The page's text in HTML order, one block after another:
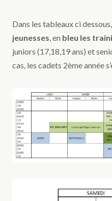
Dans les tableaux ci
jeunesses, en bleu les
juniors (17,18,19 ans) et
cas, les cadets 2ème année